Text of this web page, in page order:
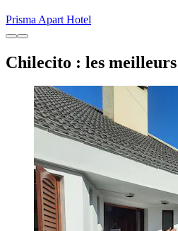
Prisma Apart Hotel
Chilecito : les